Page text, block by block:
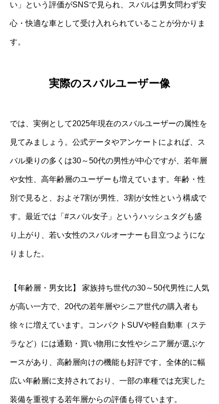
い」という評価がSNSで見られ、スバルは男女問わず安
心・快適な車として受け入れられていることが分かりま
す。
実際のスバルユーザー像
では、実例として2025年現在のスバルユーザーの属性を
見てみましょう。公式データやアンケートによれば、ス
バル乗りの多くは30～50代の男性が中心ですが、若年層
や女性、高年齢層のユーザーも増えています。年齢・性
別で見ると、およそ7割が男性、3割が女性という構成で
す。最近では「#スバル女子」というハッシュタグも盛
り上がり、若い女性のスバルオーナーも目立つようにな
りました。
【年齢層・男女比】 家族持ち世代の30～50代男性に人気
が高い一方で、20代の若年層やシニア世代の購入者も
徐々に増えています。コンパクトSUVや軽自動車（ステ
ラなど）には通勤・買い物用に女性やシニア層が選ぶケ
ースがあり、高齢層向けの機能も好評です。全体的に幅
広い年齢層に支持されており、一部の車種では充実した
装備を重視する若年層からの評価も得ています。